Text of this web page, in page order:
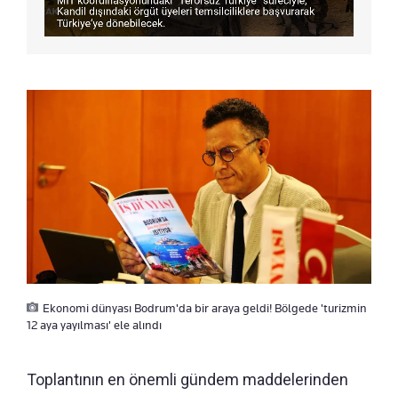
Ekonomi dünyası Bodrum'da bir araya geldi! Bölgede 'turizmin
12 aya yayılması' ele alındı
Toplantının en önemli gündem maddelerinden